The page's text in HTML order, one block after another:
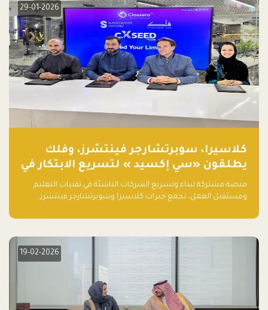
29-01-2026
كلاسيرا، سوبرتشارجر فينتشرز، وفلك
يطلقون «سي إكسيد » لتسريع الابتكار في
تقنيات التعليم ومستقبل العمل
منصة مشتركة لبناء وتسريع الشركات الناشئة في تقنيات التعليم
ومستقبل العمل، تجمع خبرات كلاسيرا وسوبرتشارجر فينتشرز
العالمية.
19-02-2026